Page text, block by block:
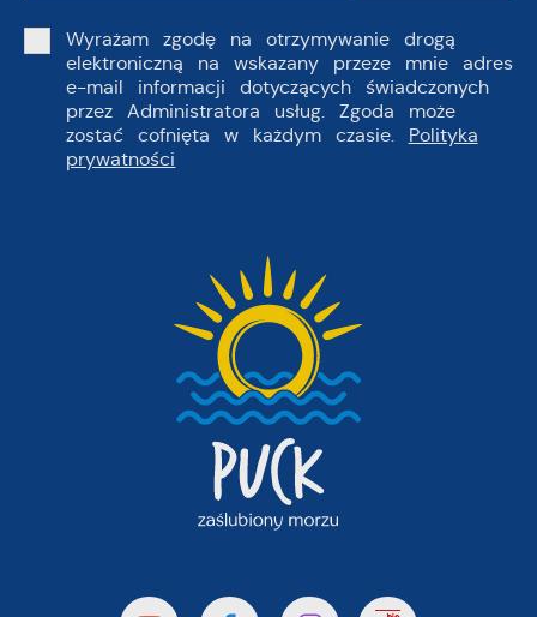
Wyrażam zgodę na otrzymywanie drogą
elektroniczną na wskazany przeze mnie adres
e-mail informacji dotyczących świadczonych
przez Administratora usług. Zgoda może
zostać cofnięta w każdym czasie. Polityka
prywatności